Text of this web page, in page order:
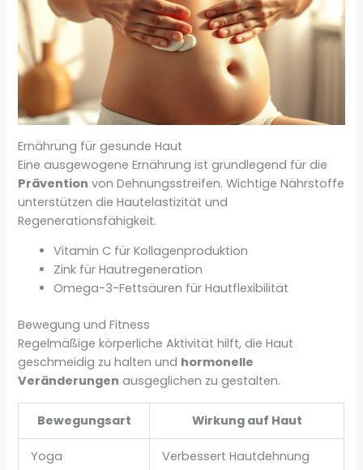
Ernährung für gesunde Haut
Eine ausgewogene Ernährung ist grundlegend für die
Prävention von Dehnungsstreifen. Wichtige Nährstoffe
unterstützen die Hautelastizität und
Regenerationsfähigkeit.
Vitamin C für Kollagenproduktion
Zink für Hautregeneration
Omega-3-Fettsäuren für Hautflexibilität
Bewegung und Fitness
Regelmäßige körperliche Aktivität hilft, die Haut
geschmeidig zu halten und hormonelle
Veränderungen ausgeglichen zu gestalten.
Bewegungsart Wirkung auf Haut
Yoga Verbessert Hautdehnung